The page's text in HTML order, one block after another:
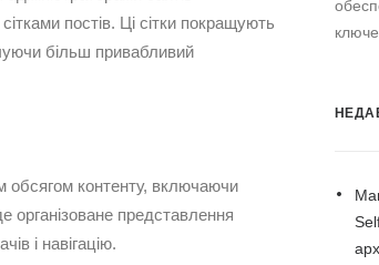
постів. Ці сітки покращують
більш привабливий
обсягом контенту, включаючи
організоване представлення
і навігацію.